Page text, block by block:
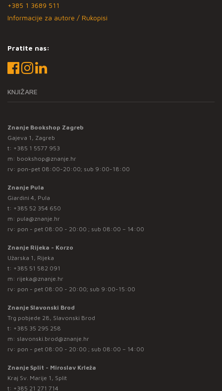
+385 1 3689 511
Informacije za autore / Rukopisi
Pratite nas:
KNJIŽARE
Znanje Bookshop Zagreb
Gajeva 1, Zagreb
t: +385 1 5577 953
m: bookshop@znanje.hr
rv: pon-pet 08:00-20:00; sub 9:00-18:00
Znanje Pula
Giardini 4, Pula
t: +385 52 354 650
m: pula@znanje.hr
rv: pon - pet 08:00 - 20:00 ; sub 08:00 – 14:00
Znanje Rijeka - Korzo
Užarska 1, Rijeka
t: +385 51 582 091
m: rijeka@znanje.hr
rv: pon - pet 08:00 - 20:00; sub 9:00-15:00
Znanje Slavonski Brod
Trg pobjede 28, Slavonski Brod
t: +385 35 295 258
m: slavonski.brod@znanje.hr
rv: pon - pet 08:00 - 20:00 ; sub 08:00 – 14:00
Znanje Split - Miroslav Krleža
Kraj Sv. Marije 1, Split
t: +385 21 271 714